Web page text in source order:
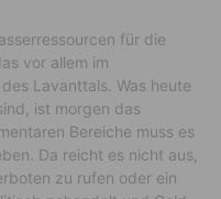
für die
vor allem im
Lavanttals. Was heute
ist morgen das
Bereiche muss es
Da reicht es nicht aus,
zu rufen oder ein